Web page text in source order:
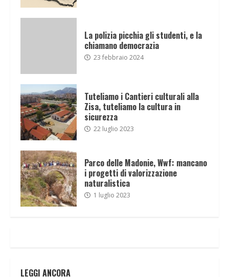
La polizia picchia gli studenti, e la
chiamano democrazia
23 febbraio 2024
Tuteliamo i Cantieri culturali alla
Zisa, tuteliamo la cultura in
sicurezza
22 luglio 2023
Parco delle Madonie, Wwf: mancano
i progetti di valorizzazione
naturalistica
1 luglio 2023
LEGGI ANCORA